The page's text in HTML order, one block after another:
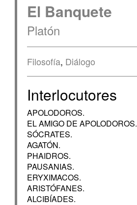
El Banquete
Platón
Filosofía, Diálogo
Interlocutores
APOLODOROS.
EL AMIGO DE APOLODOROS.
SÓCRATES.
AGATÓN.
PHAIDROS.
PAUSANIAS.
ERYXIMACOS.
ARISTÓFANES.
ALCIBÍADES.